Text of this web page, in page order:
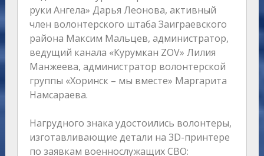
руки Ангела» Дарья Леонова, активный
член волонтерского штаба Заиграевского
района Максим Мальцев, администратор,
ведущий канала «Курумкан ZOV» Лилия
Манжеева, администратор волонтерской
группы «Хоринск – мы вместе» Маргарита
Намсараева.
Нагрудного знака удостоились волонтеры,
изготавливающие детали на 3D-принтере
по заявкам военнослужащих СВО: